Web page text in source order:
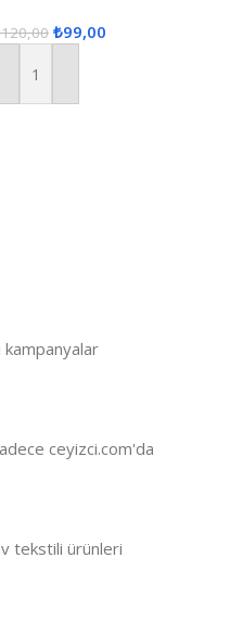
120,00 ₺99,00
Sepete Ekle
ceyizci.com'da
tekstili ürünleri